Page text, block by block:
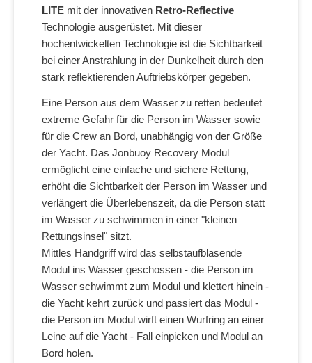
LITE mit der innovativen Retro-Reflective
Technologie ausgerüstet. Mit dieser
hochentwickelten Technologie ist die Sichtbarkeit
bei einer Anstrahlung in der Dunkelheit durch den
stark reflektierenden Auftriebskörper gegeben.
Eine Person aus dem Wasser zu retten bedeutet
extreme Gefahr für die Person im Wasser sowie
für die Crew an Bord, unabhängig von der Größe
der Yacht. Das Jonbuoy Recovery Modul
ermöglicht eine einfache und sichere Rettung,
erhöht die Sichtbarkeit der Person im Wasser und
verlängert die Überlebenszeit, da die Person statt
im Wasser zu schwimmen in einer "kleinen
Rettungsinsel" sitzt.
Mittles Handgriff wird das selbstaufblasende
Modul ins Wasser geschossen - die Person im
Wasser schwimmt zum Modul und klettert hinein -
die Yacht kehrt zurück und passiert das Modul -
die Person im Modul wirft einen Wurfring an einer
Leine auf die Yacht - Fall einpicken und Modul an
Bord holen.